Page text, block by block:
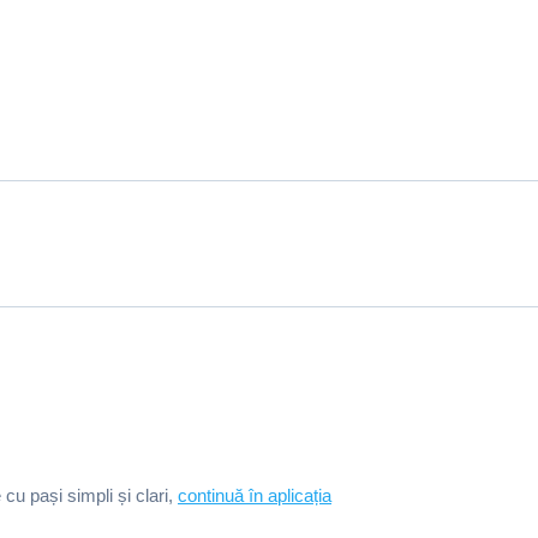
cu pași simpli și clari, continuă în aplicația